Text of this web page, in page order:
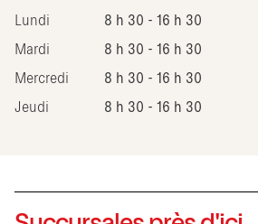
Lundi 8 h 30 - 16 h 30
Mardi 8 h 30 - 16 h 30
Mercredi 8 h 30 - 16 h 30
Jeudi 8 h 30 - 16 h 30